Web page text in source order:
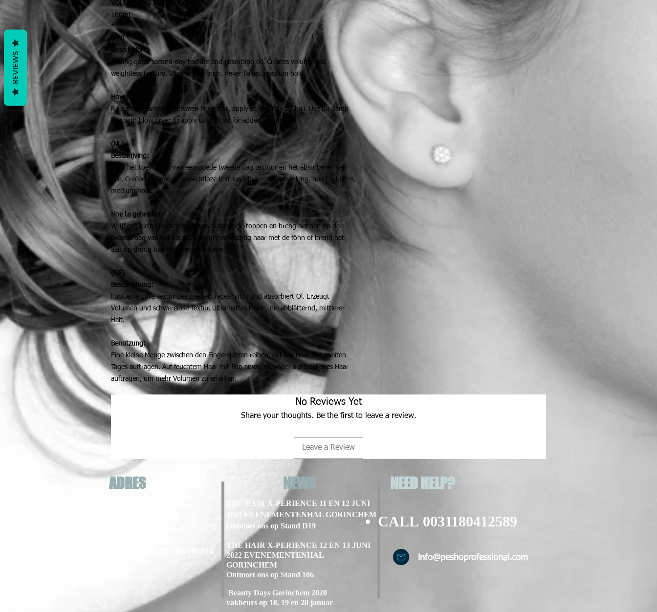
VOLUMIZING TEXTURE CLAY
100ml
(EN)
Description:
Adding good second-day texture and absorbing oil. Creates volume and
weightless texture. Ultra-matte finish, never flakes, medium hold.
How to use:
Rub a small amount between fingertips, apply to second-day hair. Use on damp
hair with blow dryer or apply to dry hair for added volume.
(NL)
Beschrijving:
Voor het toevoegen van een goede tweede dag textuur en het absorberen van
olie. Creëert volume en gewichtloze textuur. Ultra-matte afwerking, nooit schilfers,
medium hold.
Hoe te gebruiken:
Wrijf een kleine hoeveelheid tussen de vingertoppen en breng het aan op de
tweede dag van het kapsel. Gebruik op vochtig haar met de föhn of breng het
aan op droog haar voor extra volume.
(DE)
Beschreibung:
Fügt eine gute Textur des zweiten Tages hinzu und absorbiert Öl. Erzeugt
Volumen und schwerelose Textur. Ultramattes Finish, nie abblätternd, mittlerer
Halt.
Benutzung:
Eine kleine Menge zwischen den Fingerspitzen reiben, auf das Haar des zweiten
Tages auftragen. Auf feuchtem Haar mit Fön anwenden oder auf trockenes Haar
auftragen, um mehr Volumen zu erhalten.
No Reviews Yet
Share your thoughts. Be the first to leave a review.
Leave a Review
ADRES NEWS
THE HAIR X-PERIENCE 12 EN 13 JUNI
2022 EVENEMENTENHAL
GORINCHEM
Ontmoet ons op Stand 106
NEED HELP?
CALL 0031180412589
info@peshoprofessional.com
THE HAIR X-PERIENCE 11 EN 12 JUNI
2023 EVENEMENTENHAL GORINCHEM
Ontmoet ons op Stand D19
Beauty Days Gorinchem 2020
vakbeurs op 18, 19 en 20 januar
REVIEWS